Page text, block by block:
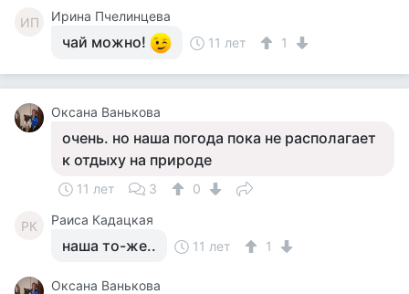
ИП Ирина Пчелинцева
чай можно! 11 лет 1
Оксана Ванькова
очень. но наша погода пока не располагает
к отдыху на природе
11 лет 3 0
РК Раиса Кадацкая
наша то-же.. 11 лет 1
Оксана Ванькова